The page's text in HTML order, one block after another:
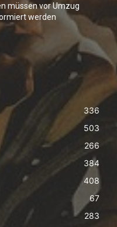
müssen vor Umzug
werden
336
503
266
384
408
67
283